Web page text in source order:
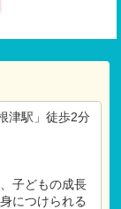
津駅」徒歩2分
子どもの成長
につけられる